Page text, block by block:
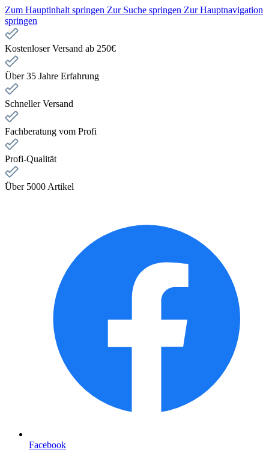
Zum Hauptinhalt springen Zur Suche springen Zur Hauptnavigation
springen
Kostenloser Versand ab 250€
Über 35 Jahre Erfahrung
Schneller Versand
Fachberatung vom Profi
Profi-Qualität
Über 5000 Artikel
Facebook